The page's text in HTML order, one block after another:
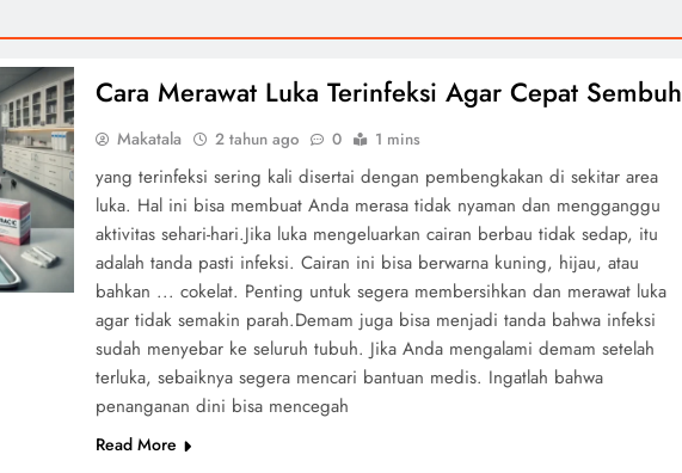
Cara Merawat Luka Terinfeksi Agar Cepat Sembuh
Makatala 2 tahun ago 0 1 mins
yang terinfeksi sering kali disertai dengan pembengkakan di sekitar area
luka. Hal ini bisa membuat Anda merasa tidak nyaman dan mengganggu
aktivitas sehari-hari.Jika luka mengeluarkan cairan berbau tidak sedap, itu
adalah tanda pasti infeksi. Cairan ini bisa berwarna kuning, hijau, atau
bahkan ... cokelat. Penting untuk segera membersihkan dan merawat luka
agar tidak semakin parah.Demam juga bisa menjadi tanda bahwa infeksi
sudah menyebar ke seluruh tubuh. Jika Anda mengalami demam setelah
terluka, sebaiknya segera mencari bantuan medis. Ingatlah bahwa
penanganan dini bisa mencegah
Read More